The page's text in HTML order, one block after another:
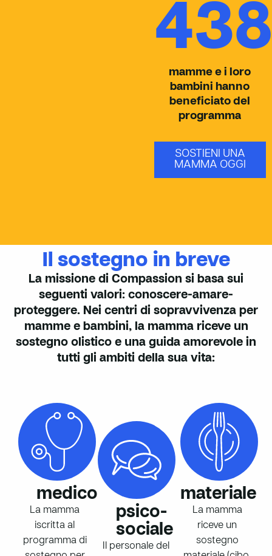
438
mamme e i loro
bambini hanno
beneficiato del
programma
SOSTIENI UNA
MAMMA OGGI
Il sostegno in breve
La missione di Compassion si basa sui
seguenti valori: conoscere-amare-
proteggere. Nei centri di sopravvivenza per
mamme e bambini, la mamma riceve un
sostegno olistico e una guida amorevole in
tutti gli ambiti della sua vita:
medico
La mamma
iscritta al
programma di
psico-
sociale
Il personale del
materiale
La mamma
riceve un
sostegno